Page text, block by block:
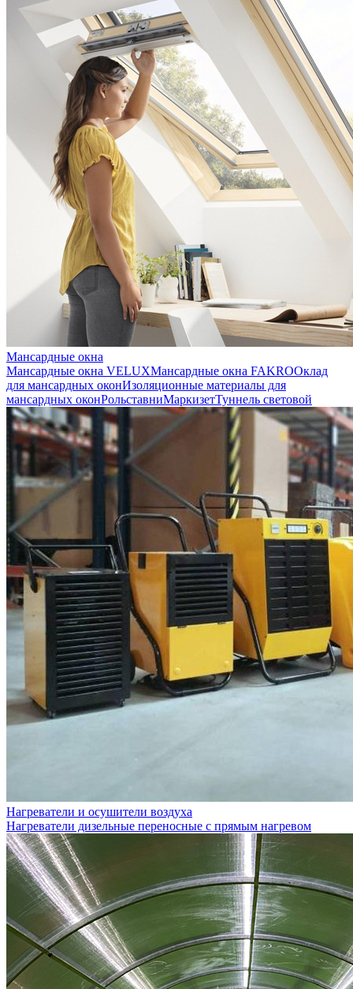
Мансардные окна
Мансардные окна VELUXМансардные окна FAKROОклад
для мансардных оконИзоляционные материалы для
мансардных оконРольставниМаркизетТуннель световой
Нагреватели и осушители воздуха
Нагреватели дизельные переносные с прямым нагревом